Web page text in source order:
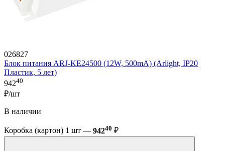
026827
Блок питания ARJ-KE24500 (12W, 500mA) (Arlight, IP20
Пластик, 5 лет)
94240
₽/шт
В наличии
Коробка (картон) 1 шт — 94240 ₽